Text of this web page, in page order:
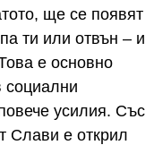
ще се появят
ти или отвън – и
е основно
социални
усилия. Със
Слави е открил